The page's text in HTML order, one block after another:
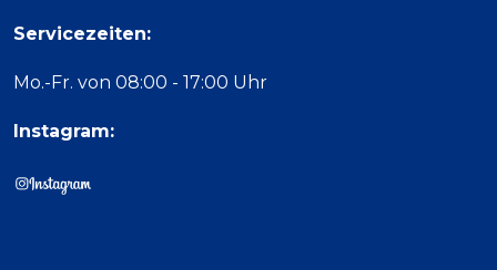
Servicezeiten:
Mo.-Fr. von 08:00 - 17:00 Uhr
Instagram: